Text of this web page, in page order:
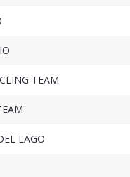
TEAM
LAGO